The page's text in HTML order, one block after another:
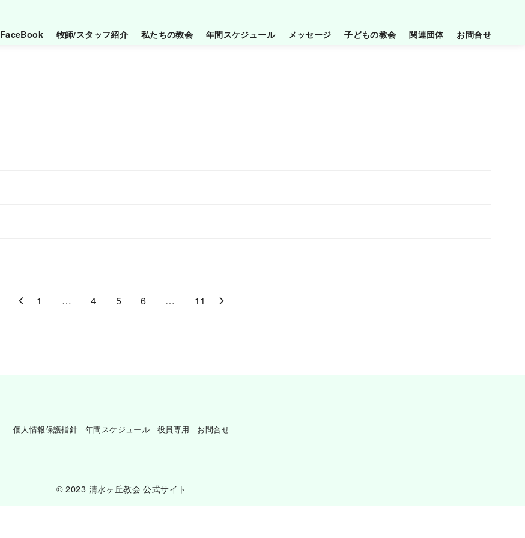
FaceBook 牧師/スタッフ紹介 私たちの教会 年間スケジュール メッセージ 子どもの教会 関連団体 お問合せ
1 … 4 5 6 … 11
個人情報保護指針 年間スケジュール 役員専用 お問合せ
© 2023 清水ヶ丘教会 公式サイト